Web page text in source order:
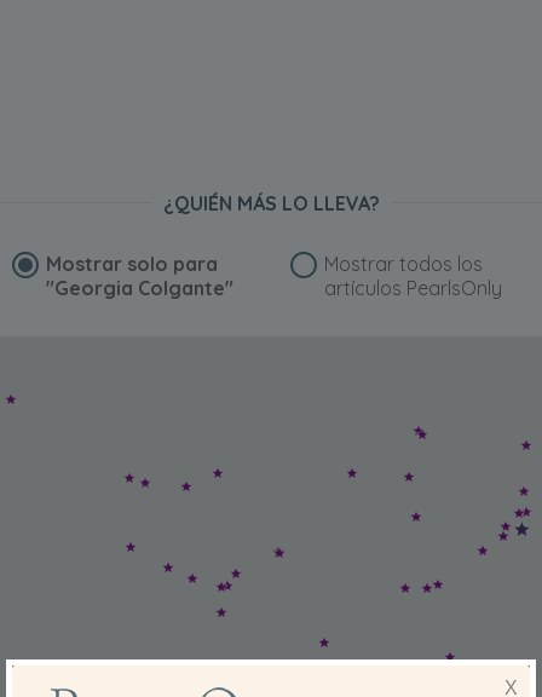
¿QUIÉN MÁS LO LLEVA?
Mostrar solo para
"Georgia Colgante"
Mostrar todos los
artículos PearlsOnly
X